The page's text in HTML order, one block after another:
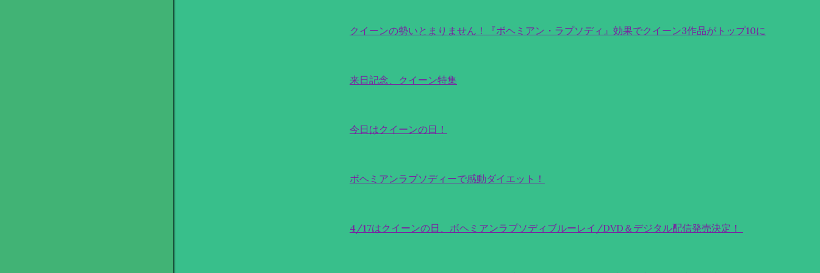
クイーンの勢いとまりません！『ボヘミアン・ラプソディ』効果でクイーン3作品がトップ10に
来日記念、クイーン特集
今日はクイーンの日！
ボヘミアンラプソディーで感動ダイエット！
4/17はクイーンの日、ボヘミアンラプソディブルーレイ/DVD＆デジタル配信発売決定！